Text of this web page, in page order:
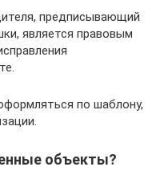
предписывающий
является правовым
по шаблону,
объекты?